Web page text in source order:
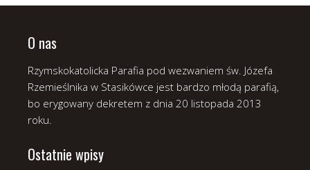
O nas
Rzymskokatolicka Parafia pod wezwaniem św. Józefa
Rzemieślnika w Stasikówce jest bardzo młodą parafią,
bo erygowany dekretem z dnia 20 listopada 2013
roku.
Ostatnie wpisy